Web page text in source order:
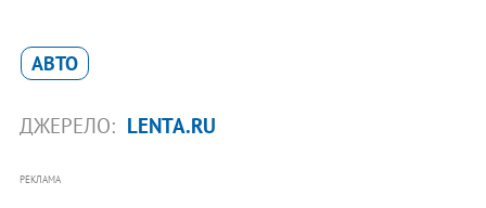
АВТО
ДЖЕРЕЛО: LENTA.RU
РЕКЛАМА